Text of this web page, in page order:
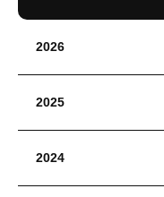
2026
2025
2024